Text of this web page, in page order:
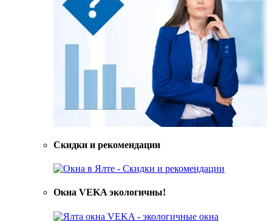
Скидки и рекомендации
Окна VEKA экологичны!